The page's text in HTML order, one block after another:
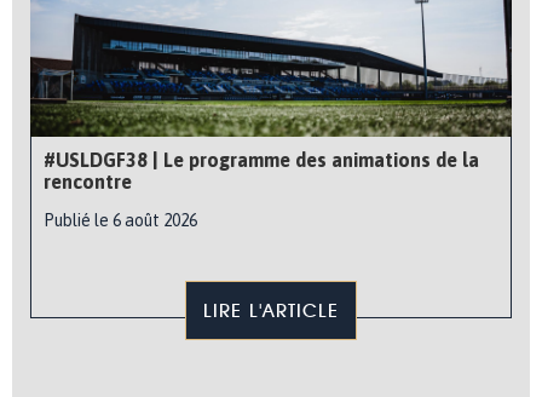
#USLDGF38 | Le programme des animations de la
rencontre
Publié le 6 août 2026
LIRE L'ARTICLE